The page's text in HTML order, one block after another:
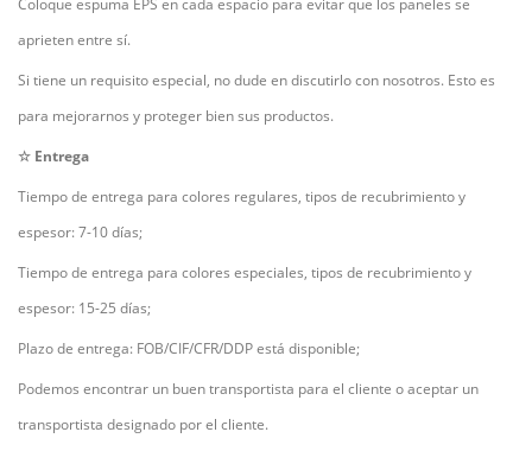
Coloque espuma EPS en cada espacio para evitar que los paneles se
aprieten entre sí.
Si tiene un requisito especial, no dude en discutirlo con nosotros. Esto es
para mejorarnos y proteger bien sus productos.
☆ Entrega
Tiempo de entrega para colores regulares, tipos de recubrimiento y
espesor: 7-10 días;
Tiempo de entrega para colores especiales, tipos de recubrimiento y
espesor: 15-25 días;
Plazo de entrega: FOB/CIF/CFR/DDP está disponible;
Podemos encontrar un buen transportista para el cliente o aceptar un
transportista designado por el cliente.